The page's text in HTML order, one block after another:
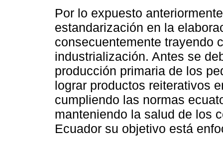
Por lo expuesto
estandarización en la
consecuentemente trayendo
industrialización. Antes se
producción primaria de los
lograr productos reiterativos
cumpliendo las normas
manteniendo la salud de los
Ecuador su objetivo está